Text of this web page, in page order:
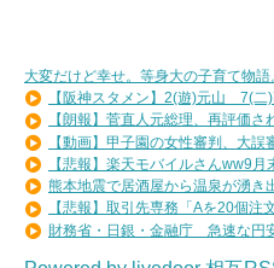
大変だけど幸せ。等身大の子育て物語
【阪神スタメン】2(遊)元山 7(
【朗報】菅直人元総理、再評価さ
【動画】甲子園の女性審判、大誤
【悲報】楽天モバイルさんww9月
熊本地震で居酒屋から温泉が湧き
【悲報】取引先専務「Aを20個
財務省・日銀・金融庁 急速な円